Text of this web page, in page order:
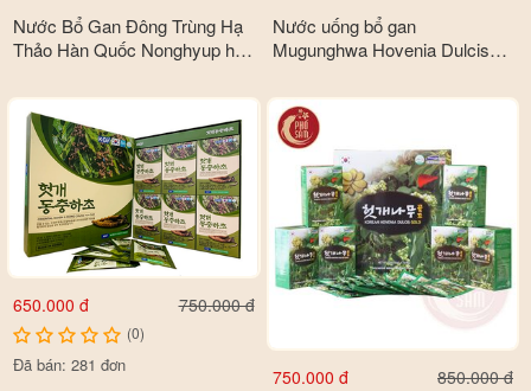
Nước Bổ Gan Đông Trùng Hạ
Thảo Hàn Quốc Nonghyup hộp
Nước uống bổ gan
Mugunghwa Hovenia Dulcis
650.000 đ 750.000 đ
(0)
Đã bán: 281 đơn
750.000 đ 850.000 đ